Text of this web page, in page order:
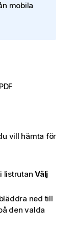
mobila
vill hämta för
i listrutan Välj
ned till
den valda